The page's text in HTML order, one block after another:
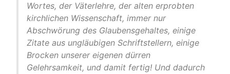
Wortes, der Väterlehre, der alten erprobten
kirchlichen Wissenschaft, immer nur
Abschwörung des Glaubensgehaltes, einige
Zitate aus ungläubigen Schriftstellern, einige
Brocken unserer eigenen dürren
Gelehrsamkeit, und damit fertig! Und dadurch